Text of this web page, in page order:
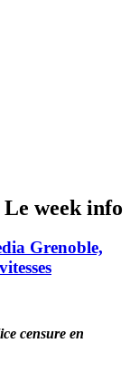
week info
Grenoble,
censure en